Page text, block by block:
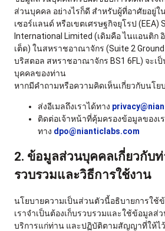
ส่วนบุคคล อย่างไรก็ดี สำหรับผู้ที่อาศัยอยู่
เซอร์แลนด์ หรือเขตเศรษฐกิจยุโรป (EEA)
International Limited (เดิมคือ ไนแอนติก
เต็ด) ในสหราชอาณาจักร (Suite 2 Ground
บริสตอล สหราชอาณาจักร BS1 6FL) จะ
บุคคลของท่าน
หากมีคำถามหรือความคิดเห็นเกี่ยวกับนโ
ส่งอีเมลถึงเราได้ทาง
ติดต่อเจ้าหน้าที่คุ้มครองข้อมูลของเ
ทาง dpo@nianticlabs.com
2. ข้อมูลส่วนบุคคลเกี่ยวกับท่
รวบรวมและวิธีการใช้งาน
นโยบายความเป็นส่วนตัวนี้อธิบายการใ
เราจำเป็นต้องเก็บรวบรวมและใช้ข้อมูลส่
บริการแก่ท่าน และปฏิบัติตามสัญญาที่ให้ไ